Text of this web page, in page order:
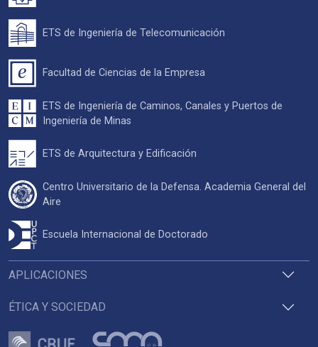
APLICACIONES
ÉTICA Y SOCIEDAD
ETS de Ingeniería de Telecomunicación
Facultad de Ciencias de la Empresa
ETS de Ingeniería de Caminos, Canales y Puertos de
Ingeniería de Minas
ETS de Arquitectura y Edificación
Centro Universitario de la Defensa. Academia General del
Aire
Escuela Internacional de Doctorado